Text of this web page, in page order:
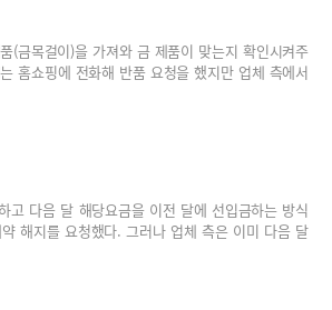
(금목걸이)을 가져와 금 제품이 맞는지 확인시켜주
홈쇼핑에 전화해 반품 요청을 했지만 업체 측에서
다음 달 해당요금을 이전 달에 선입금하는 방식
해지를 요청했다. 그러나 업체 측은 이미 다음 달